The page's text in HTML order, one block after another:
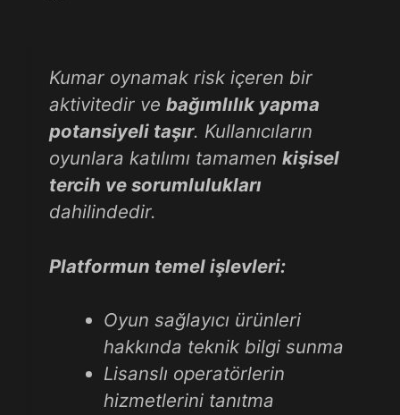
Kumar oynamak risk içeren bir
aktivitedir ve bağımlılık yapma
potansiyeli taşır. Kullanıcıların
oyunlara katılımı tamamen kişisel
tercih ve sorumlulukları
dahilindedir.
Platformun temel işlevleri:
Oyun sağlayıcı ürünleri
hakkında teknik bilgi sunma
Lisanslı operatörlerin
hizmetlerini tanıtma